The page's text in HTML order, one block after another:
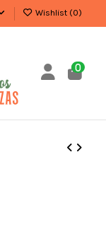
Wishlist (0)
0